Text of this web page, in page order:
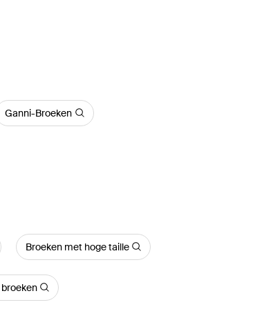
Ganni-Broeken
Broeken met hoge taille